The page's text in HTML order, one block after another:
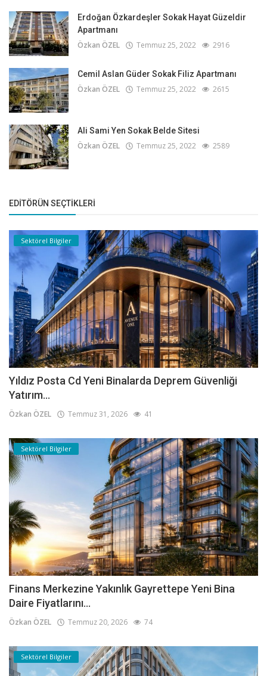
Erdoğan Özkardeşler Sokak Hayat Güzeldir
Apartmanı
Özkan ÖZEL Temmuz 25, 2022 2916
Cemil Aslan Güder Sokak Filiz Apartmanı
Özkan ÖZEL Temmuz 25, 2022 2615
Ali Sami Yen Sokak Belde Sitesi
Özkan ÖZEL Temmuz 25, 2022 2589
EDITÖRÜN SEÇTIKLERI
Sektörel Bilgiler
Yıldız Posta Cd Yeni Binalarda Deprem Güvenliği
Yatırım...
Özkan ÖZEL Temmuz 31, 2026 41
Sektörel Bilgiler
Finans Merkezine Yakınlık Gayrettepe Yeni Bina
Daire Fiyatlarını...
Özkan ÖZEL Temmuz 20, 2026 74
Sektörel Bilgiler